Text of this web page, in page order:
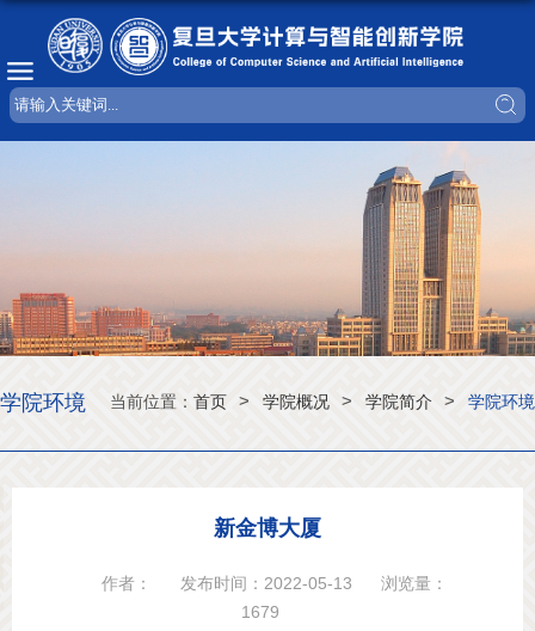
当前位置： 首页 > 学院概况 > 学院简介 > 学院环境
学院环境
新金博大厦
作者： 发布时间：2022-05-13
浏览量：
1679